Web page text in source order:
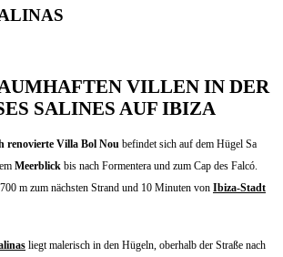
VILLEN IN DER
SALINES AUF IBIZA
renovierte Villa Bol Nou befindet sich auf dem Hügel Sa
Meerblick bis nach Formentera und zum Cap des Falcó.
m zum nächsten Strand und 10 Minuten von Ibiza-Stadt
liegt malerisch in den Hügeln, oberhalb der Straße nach